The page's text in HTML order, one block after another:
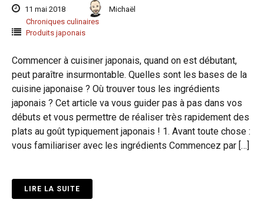
11 mai 2018
Michaël
Chroniques culinaires
Produits japonais
Commencer à cuisiner japonais, quand on est débutant,
peut paraître insurmontable. Quelles sont les bases de la
cuisine japonaise ? Où trouver tous les ingrédients
japonais ? Cet article va vous guider pas à pas dans vos
débuts et vous permettre de réaliser très rapidement des
plats au goût typiquement japonais ! 1. Avant toute chose :
vous familiariser avec les ingrédients Commencez par […]
LIRE LA SUITE